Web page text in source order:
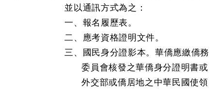
並以通訊方式為之：
一、報名履歷表。
二、應考資格證明文件。
三、國民身分證影本。華僑應繳僑務
委員會核發之華僑身分證明書或
外交部或僑居地之中華民國使領